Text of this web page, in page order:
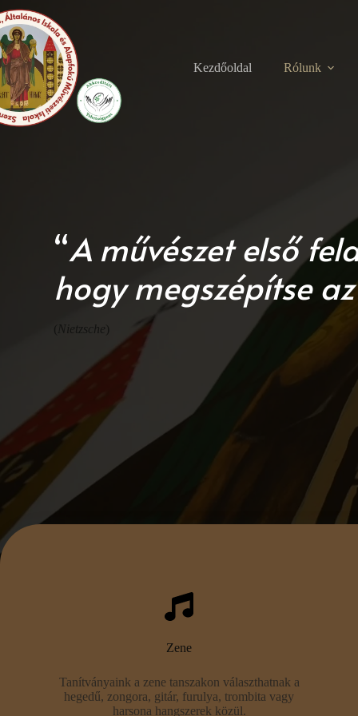
Skip
to
content
Kezdőoldal Rólunk
“A művészet első
hogy megszépítse
( Nietzsche )
Zene
Tanítványaink a zene tanszakon választhatnak a
hegedű, zongora, gitár, furulya, trombita vagy
harsona hangszerek közül.